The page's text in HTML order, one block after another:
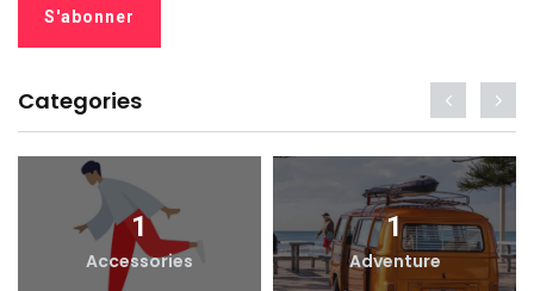
Categories
1
Accessories
1
Adventure